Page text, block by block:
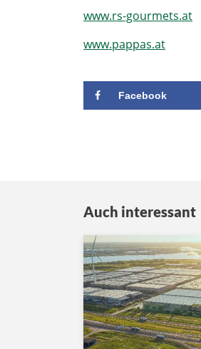
www.rs-gourmets.at
www.pappas.at
Facebook
Auch interessant